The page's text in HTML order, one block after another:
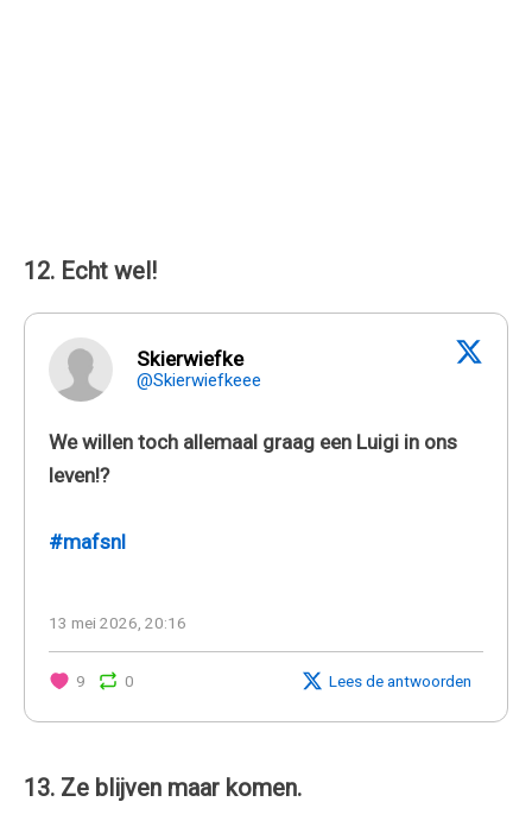
12. Echt wel!
Skierwiefke
@Skierwiefkeee
We willen toch allemaal graag een Luigi in ons
leven!?
#mafsnl
13 mei 2026, 20:16
9 0 Lees de antwoorden
13. Ze blijven maar komen.